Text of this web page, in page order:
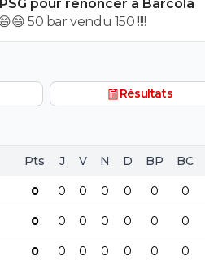
pour renoncer à Barcola
50 bar vendu 150 !!!!
Résultats
Pts J V N D BP BC
0 0 0 0 0 0 0
0 0 0 0 0 0 0
0 0 0 0 0 0 0